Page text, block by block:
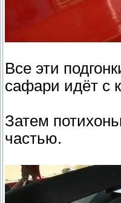
Все эти
сафари идёт с
Затем
частью.